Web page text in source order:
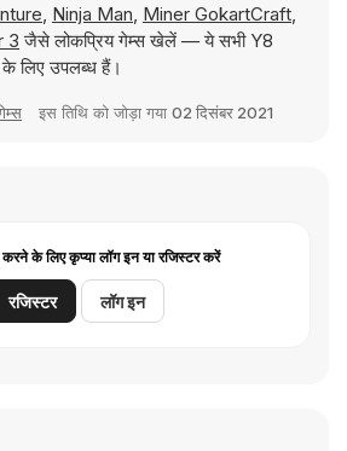
, Ninja Man, Miner GokartCraft,
3 जैसे लोकप्रिय गेम्स खेलें — ये सभी Y8
लिए उपलब्ध हैं।
इस तिथि को जोड़ा गया 02 दिसंबर 2021
करने के लिए कृप्या लॉग इन या रजिस्टर करें
रजिस्टर लॉग इन